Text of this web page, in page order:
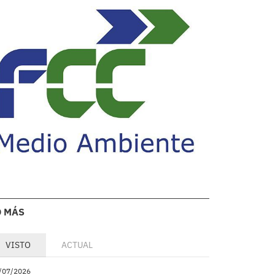
MÁS
VISTO ACTUAL
07/2026